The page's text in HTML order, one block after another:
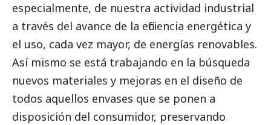
especialmente, de nuestra actividad industrial
a través del avance de la eficiencia energética y
el uso, cada vez mayor, de energías renovables.
Así mismo se está trabajando en la búsqueda
nuevos materiales y mejoras en el diseño de
todos aquellos envases que se ponen a
disposición del consumidor, preservando